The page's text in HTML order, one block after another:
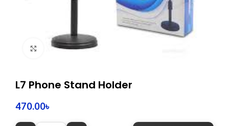
Click to enlarge
L7 Phone Stand Holder
470.00৳